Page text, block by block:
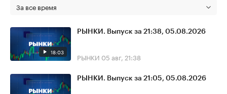
За все время
18:03
РЫНКИ. Выпуск за 21:38, 05.08.2026
РЫНКИ 05 авг, 21:38
РЫНКИ. Выпуск за 21:05, 05.08.2026